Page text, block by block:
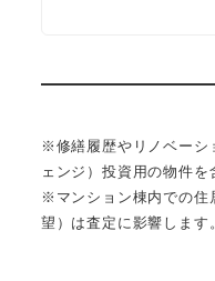
※修繕履歴やリノベーシ
ェンジ）投資用の物件を
※マンション棟内での住
望）は査定に影響します。